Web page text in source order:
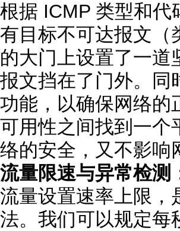
根据 ICMP 类型和代
有目标不可达报文（
的大门上设置了一道
报文挡在了门外。同
功能，以确保网络的
可用性之间找到一个
络的安全，又不影响
流量限速与异常检测
流量设置速率上限，
法。我们可以规定每